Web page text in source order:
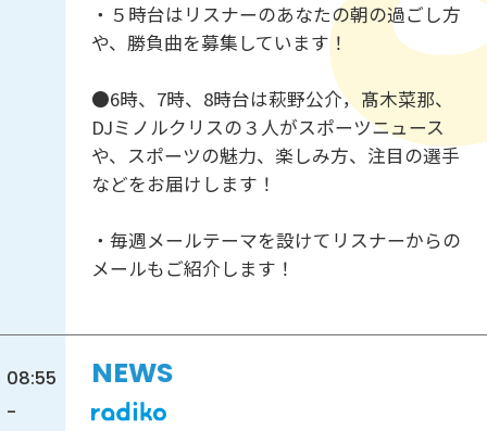
・５時台はリスナーのあなたの朝の過ごし方
や、勝負曲を募集しています！
●6時、7時、8時台は萩野公介，髙木菜那、
DJミノルクリスの３人がスポーツニュース
や、スポーツの魅力、楽しみ方、注目の選手
などをお届けします！
・毎週メールテーマを設けてリスナーからの
メールもご紹介します！
08:55
-
NEWS